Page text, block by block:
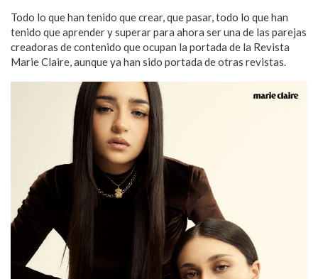
Todo lo que han tenido que crear, que pasar, todo lo que han
tenido que aprender y superar para ahora ser una de las parejas
creadoras de contenido que ocupan la portada de la Revista
Marie Claire, aunque ya han sido portada de otras revistas.